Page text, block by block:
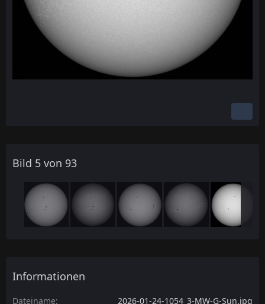
Bild 5 von 93
Informationen
Dateiname
2026-01-24-1054_3-MW-G-Sun.jpg